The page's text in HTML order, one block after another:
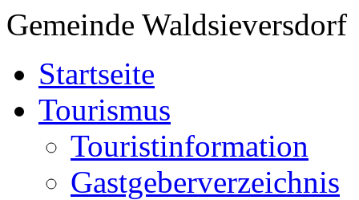
Gemeinde Waldsieversdorf
Startseite
Tourismus
Touristinformation
Gastgeberverzeichnis